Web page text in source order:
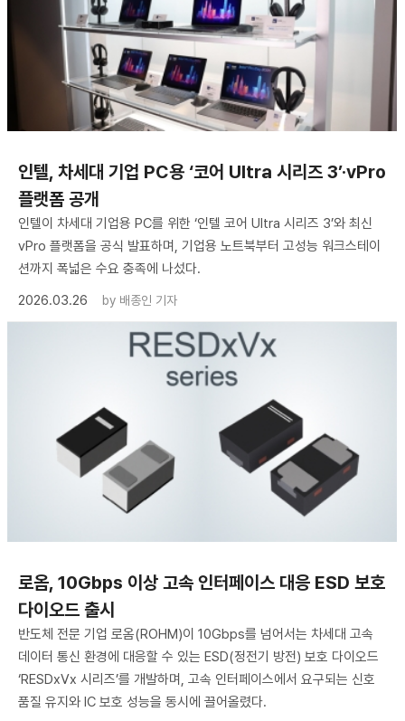
인텔, 차세대 기업 PC용 ‘코어 Ultra 시리즈 3’·vPro
플랫폼 공개
인텔이 차세대 기업용 PC를 위한 ‘인텔 코어 Ultra 시리즈 3’와 최신
vPro 플랫폼을 공식 발표하며, 기업용 노트북부터 고성능 워크스테이
션까지 폭넓은 수요 충족에 나섰다.
2026.03.26
by 배종인 기자
로옴, 10Gbps 이상 고속 인터페이스 대응 ESD 보호
다이오드 출시
반도체 전문 기업 로옴(ROHM)이 10Gbps를 넘어서는 차세대 고속
데이터 통신 환경에 대응할 수 있는 ESD(정전기 방전) 보호 다이오드
‘RESDxVx 시리즈’를 개발하며, 고속 인터페이스에서 요구되는 신호
품질 유지와 IC 보호 성능을 동시에 끌어올렸다.